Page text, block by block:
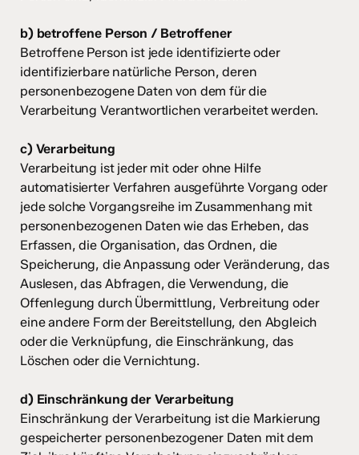
b) betroffene Person / Betroffener
Betroffene Person ist jede identifizierte oder
identifizierbare natürliche Person, deren
personenbezogene Daten von dem für die
Verarbeitung Verantwortlichen verarbeitet werden.
c) Verarbeitung
Verarbeitung ist jeder mit oder ohne Hilfe
automatisierter Verfahren ausgeführte Vorgang oder
jede solche Vorgangsreihe im Zusammenhang mit
personenbezogenen Daten wie das Erheben, das
Erfassen, die Organisation, das Ordnen, die
Speicherung, die Anpassung oder Veränderung, das
Auslesen, das Abfragen, die Verwendung, die
Offenlegung durch Übermittlung, Verbreitung oder
eine andere Form der Bereitstellung, den Abgleich
oder die Verknüpfung, die Einschränkung, das
Löschen oder die Vernichtung.
d) Einschränkung der Verarbeitung
Einschränkung der Verarbeitung ist die Markierung
gespeicherter personenbezogener Daten mit dem